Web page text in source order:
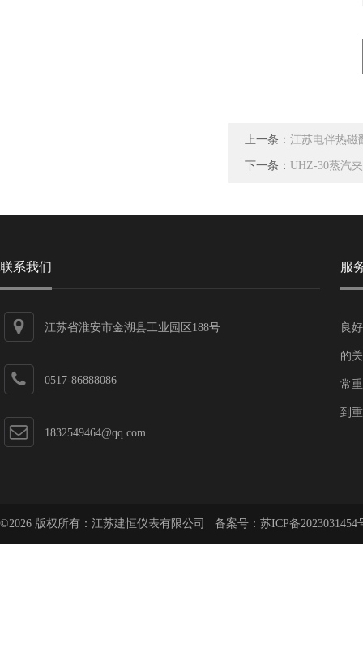
上一条： 江苏电伴热磁
下一条： UHZ-30蒸汽
联系我们
江苏省淮安市金湖县工业园区188号
0517-86888086
1832549464@qq.com
服
良
的
常
到
©2026 版权所有：江苏建恒仪表有限公司 备案号： 苏ICP备2023031454